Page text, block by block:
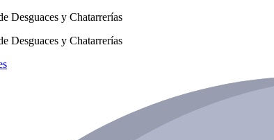
Desguaces y Chatarrerías
Desguaces y Chatarrerías